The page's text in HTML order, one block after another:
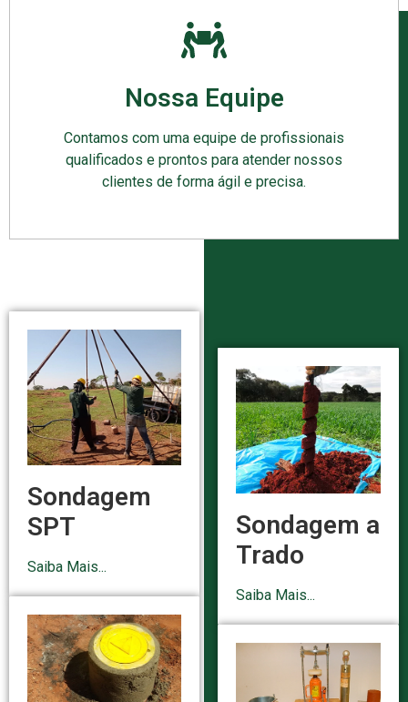
Nossa Equipe
Contamos com uma equipe de profissionais
qualificados e prontos para atender nossos
clientes de forma ágil e precisa.
Sondagem
SPT
Saiba Mais...
Sondagem a
Trado
Saiba Mais...